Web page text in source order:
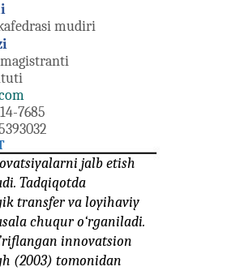
mudiri
7685
jalb etish
Tadqiqotda
transfer va loyihaviy
chuqur o‘rganiladi.
innovatsion
(2003) tomonidan